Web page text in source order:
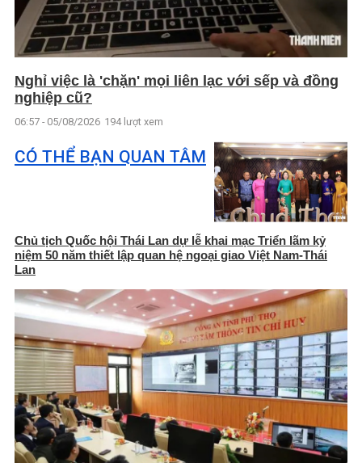
Nghỉ việc là 'chặn' mọi liên lạc với sếp và đồng
nghiệp cũ?
06:57 - 05/08/2026 194 lượt xem
CÓ THỂ BẠN QUAN TÂM
Chủ tịch Quốc hội Thái Lan dự lễ khai mạc Triển lãm kỷ
niệm 50 năm thiết lập quan hệ ngoại giao Việt Nam-Thái
Lan